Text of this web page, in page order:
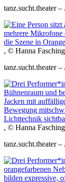
tanz.sucht.theater –
, © Hanna Fasching
tanz.sucht.theater –
, © Hanna Fasching
tanz.sucht.theater –